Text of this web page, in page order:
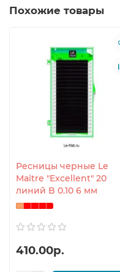
Похожие товары
Ресницы черные Le
Maitre "Excellent" 20
линий B 0.10 6 мм
410.00р.